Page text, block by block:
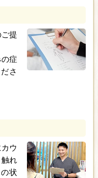
提
症
さ
ウ
れ
状